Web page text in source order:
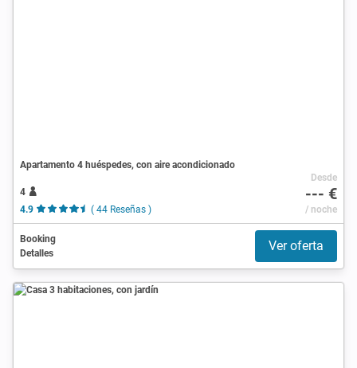
Apartamento 4 huéspedes, con aire acondicionado
4
4.9
( 44 Reseñas )
Desde
--- €
/ noche
Booking
Detalles
Ver oferta